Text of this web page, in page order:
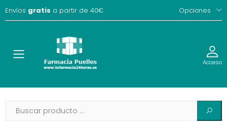
Envíos gratis a partir de 40€ Opciones
Toggle Acceso